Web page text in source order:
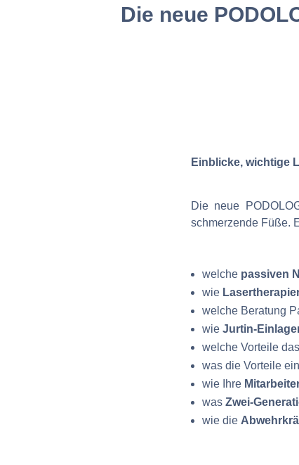
Die neue
Einblicke, wichtige
Die neue
schmerzende Füße.
welche passiven
wie
welche Beratung
wie Jurtin-
welche Vorteile das
was die Vorteile
wie Ihre
was Zwei-
wie die